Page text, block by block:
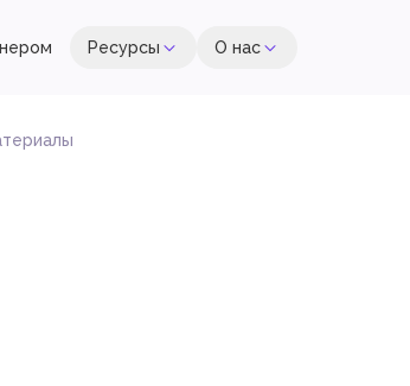
Ресурсы О нас